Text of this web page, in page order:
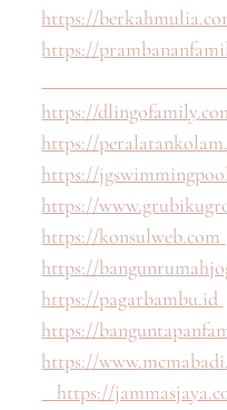
https://
https://
https://
https://
https://
https://
https://
https://konsulweb.com
https://
https://pagarbambu.id
https://
https://
https://